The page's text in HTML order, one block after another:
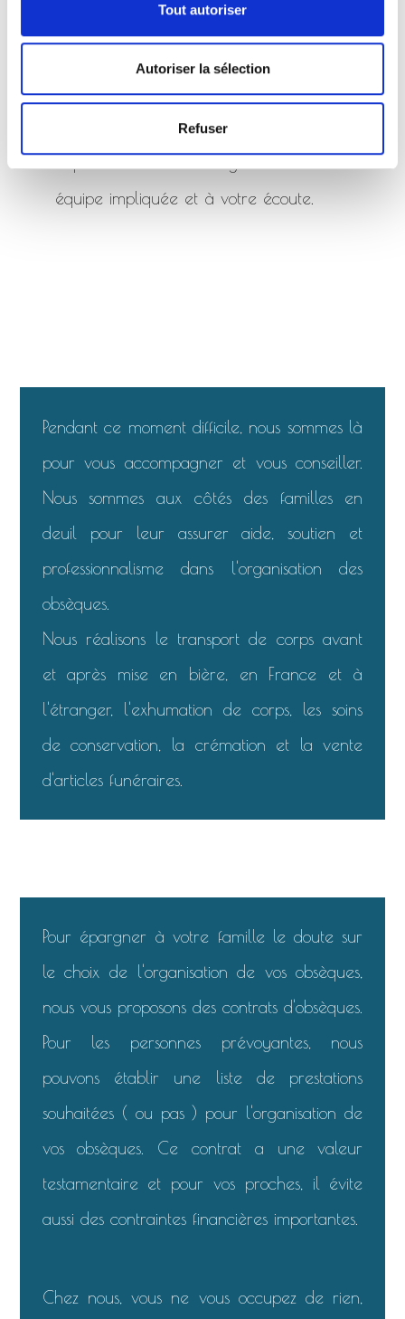
Tout autoriser
Autoriser la sélection
Refuser
Nos Services ...
vous accompagne pour organiser ou
prévoir des obsèques dans le
équipe impliquée et à votre écoute.
Pendant ce moment difficile, nous sommes là
pour vous accompagner et vous conseiller.
Nous sommes aux côtés des familles en
deuil pour leur assurer aide, soutien et
professionnalisme dans l'organisation des
obsèques.
Nous réalisons le transport de corps avant
et après mise en bière, en France et à
l'étranger, l'exhumation de corps, les soins
de conservation, la crémation et la vente
d'articles funéraires.
Pour épargner à votre famille le doute sur
le choix de l'organisation de vos obsèques,
nous vous proposons des contrats d'obsèques.
Pour les personnes prévoyantes, nous
pouvons établir une liste de prestations
souhaitées ( ou pas ) pour l'organisation de
vos obsèques. Ce contrat a une valeur
testamentaire et pour vos proches, il évite
aussi des contraintes financières importantes.
Chez nous, vous ne vous occupez de rien,